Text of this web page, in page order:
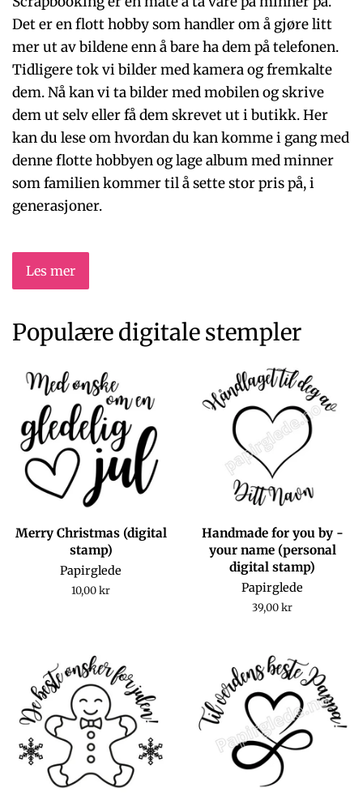
Det er en flott hobby som handler om å gjøre litt
mer ut av bildene enn å bare ha dem på telefonen.
Tidligere tok vi bilder med kamera og fremkalte
dem. Nå kan vi ta bilder med mobilen og skrive
dem ut selv eller få dem skrevet ut i butikk. Her
kan du lese om hvordan du kan komme i gang med
denne flotte hobbyen og lage album med minner
som familien kommer til å sette stor pris på, i
generasjoner.
Les mer
Populære digitale stempler
Merry Christmas (digital
stamp)
Papirglede
Regular
10,00 kr
Handmade for you by -
your name (personal
digital stamp)
Papirglede
Regular
39,00 kr